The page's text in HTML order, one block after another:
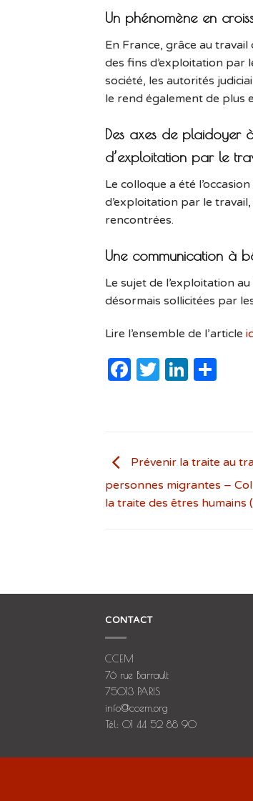
Un phénomène en
En France, grâce au
des fins d’exploitation par
société, les autorités
le rend également de plus
Des axes de plaidoyer
d’exploitation par le
Le colloque a été
d’exploitation par le
rencontrées.
Une communication à
Le sujet de l’exploitation
désormais sollicitées par
Lire l’ensemble de l’article
Facebook
Twitter
Prévenir la traite au
personnes migrantes –
la traite des êtres
CONTACT
CCEM
76 rue Barrault
75013 PARIS
info@ccem.org
Tél: 01 44 52 88 90